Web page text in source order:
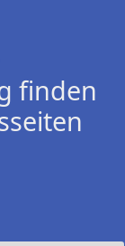
finden